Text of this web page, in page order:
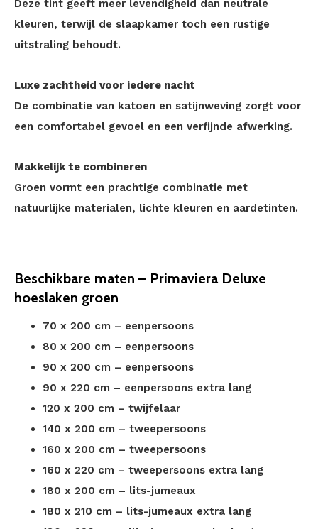
Deze tint geeft meer levendigheid dan neutrale
kleuren, terwijl de slaapkamer toch een rustige
uitstraling behoudt.
Luxe zachtheid voor iedere nacht
De combinatie van katoen en satijnweving zorgt voor
een comfortabel gevoel en een verfijnde afwerking.
Makkelijk te combineren
Groen vormt een prachtige combinatie met
natuurlijke materialen, lichte kleuren en aardetinten.
Beschikbare maten – Primaviera Deluxe
hoeslaken groen
70 x 200 cm – eenpersoons
80 x 200 cm – eenpersoons
90 x 200 cm – eenpersoons
90 x 220 cm – eenpersoons extra lang
120 x 200 cm – twijfelaar
140 x 200 cm – tweepersoons
160 x 200 cm – tweepersoons
160 x 220 cm – tweepersoons extra lang
180 x 200 cm – lits-jumeaux
180 x 210 cm – lits-jumeaux extra lang